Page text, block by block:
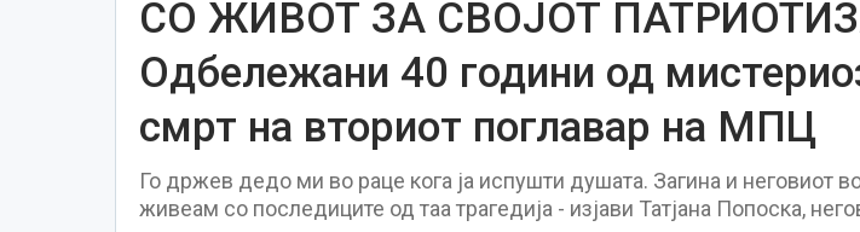
СО ЖИВОТ ЗА СВОЈОТ
Одбележани 40 години од
смрт на вториот поглавар на МПЦ
Го држев дедо ми во раце кога ја испушти душата. Загина и неговиот
живеам со последиците од таа трагедија - изјави Татјана Попоска,